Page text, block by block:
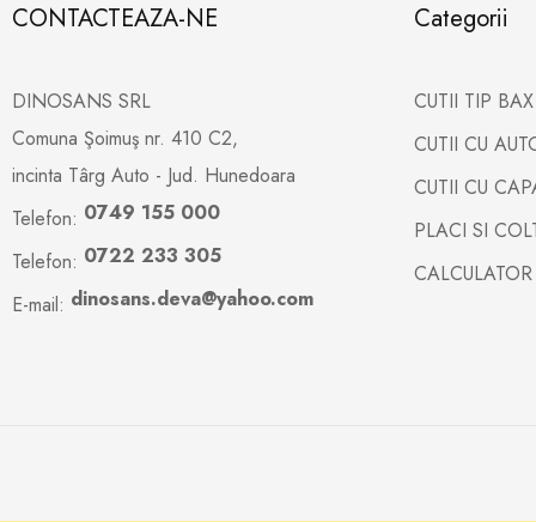
CONTACTEAZA-NE
DINOSANS SRL
Comuna Şoimuş nr. 410 C2,
incinta Târg Auto - Jud. Hunedoara
Telefon: 0749 155 000
Telefon: 0722 233 305
E-mail: dinosans.deva@yahoo.com
Categorii
CUTII TIP
CUTII CU
CUTII CU
PLACI SI